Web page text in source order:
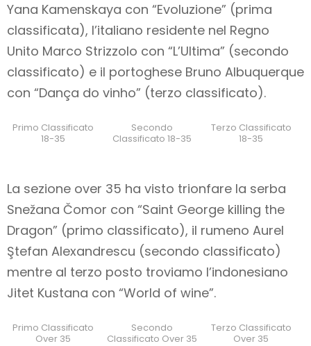
Yana Kamenskaya con “Evoluzione” (prima
classificata), l’italiano residente nel Regno
Unito Marco Strizzolo con “L’Ultima” (secondo
classificato) e il portoghese Bruno Albuquerque
con “Dança do vinho” (terzo classificato).
Primo Classificato
18-35
Secondo
Classificato 18-35
Terzo Classificato
18-35
La sezione over 35 ha visto trionfare la serba
Snežana Čomor con “Saint George killing the
Dragon” (primo classificato), il rumeno Aurel
Ştefan Alexandrescu (secondo classificato)
mentre al terzo posto troviamo l’indonesiano
Jitet Kustana con “World of wine”.
Primo Classificato
Over 35
Secondo
Classificato Over 35
Terzo Classificato
Over 35